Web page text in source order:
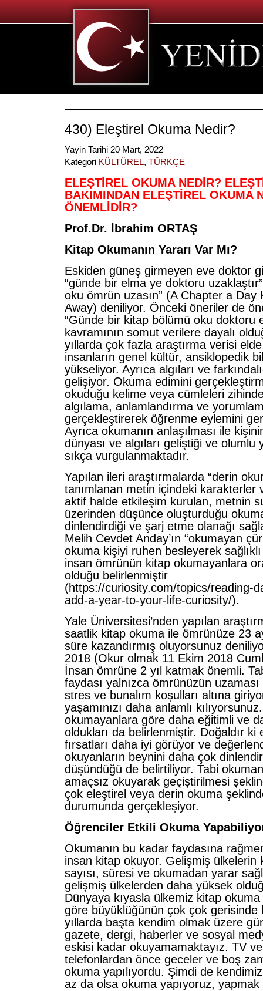
430) Eleştirel Okuma Nedir?
Yayin Tarihi 20 Mart, 2022
Kategori KÜLTÜREL, TÜRKÇE
ELEŞTİREL OKUMA NEDİR?
BAKIMINDAN ELEŞTİREL OKUMA
ÖNEMLİDİR?
Prof.Dr. İbrahim ORTAŞ
Kitap Okumanın Yararı Var Mı?
Eskiden güneş girmeyen eve doktor
“günde bir elma ye doktoru
oku ömrün uzasın” (A Chapter a Day
Away) deniliyor. Önceki öneriler de
“Günde bir kitap bölümü oku doktoru
kavramının somut verilere dayalı
yıllarda çok fazla araştırma verisi
insanların genel kültür, ansiklopedik
yükseliyor. Ayrıca algıları ve
gelişiyor. Okuma edimini
okuduğu kelime veya cümleleri
algılama, anlamlandırma ve
gerçekleştirerek öğrenme eylemini
Ayrıca okumanın anlaşılması ile
dünyası ve algıları geliştiği ve olumlu
sıkça vurgulanmaktadır.
Yapılan ileri araştırmalarda “derin
tanımlanan metin içindeki karakterler
aktif halde etkileşim kurulan, metnin
üzerinden düşünce oluşturduğu
dinlendirdiği ve şarj etme olanağı
Melih Cevdet Anday’ın “okumayan
okuma kişiyi ruhen besleyerek
insan ömrünün kitap okumayanlara
olduğu belirlenmiştir
(https://curiosity.com/topics/reading-
add-a-year-to-your-life-curiosity/).
Yale Üniversitesi’nden yapılan
saatlik kitap okuma ile ömrünüze 23
süre kazandırmış oluyorsunuz
2018 (Okur olmak 11 Ekim 2018
İnsan ömrüne 2 yıl katmak önemli.
faydası yalnızca ömrünüzün
stres ve bunalım koşulları altına
yaşamınızı daha anlamlı
okumayanlara göre daha eğitimli ve
oldukları da belirlenmiştir. Doğaldır ki
fırsatları daha iyi görüyor ve
okuyanların beynini daha çok
düşündüğü de belirtiliyor. Tabi
amaçsız okuyarak geçiştirilmesi
çok eleştirel veya derin okuma
durumunda gerçekleşiyor.
Öğrenciler Etkili Okuma
Okumanın bu kadar faydasına
insan kitap okuyor. Gelişmiş ülkelerin
sayısı, süresi ve okumadan yarar
gelişmiş ülkelerden daha yüksek
Dünyaya kıyasla ülkemiz kitap
göre büyüklüğünün çok çok gerisinde
yıllarda başta kendim olmak üzere
gazete, dergi, haberler ve sosyal
eskisi kadar okuyamamaktayız. TV ve
telefonlardan önce geceler ve boş
okuma yapılıyordu. Şimdi de
az da olsa okuma yapıyoruz, yapmak